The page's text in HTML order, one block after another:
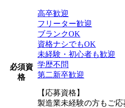
必須資
格
高卒歓迎
フリーター歓迎
ブランクOK
資格ナシでもOK
未経験・初心者も歓迎
学歴不問
第二新卒歓迎
【応募資格】
製造業未経験の方もご